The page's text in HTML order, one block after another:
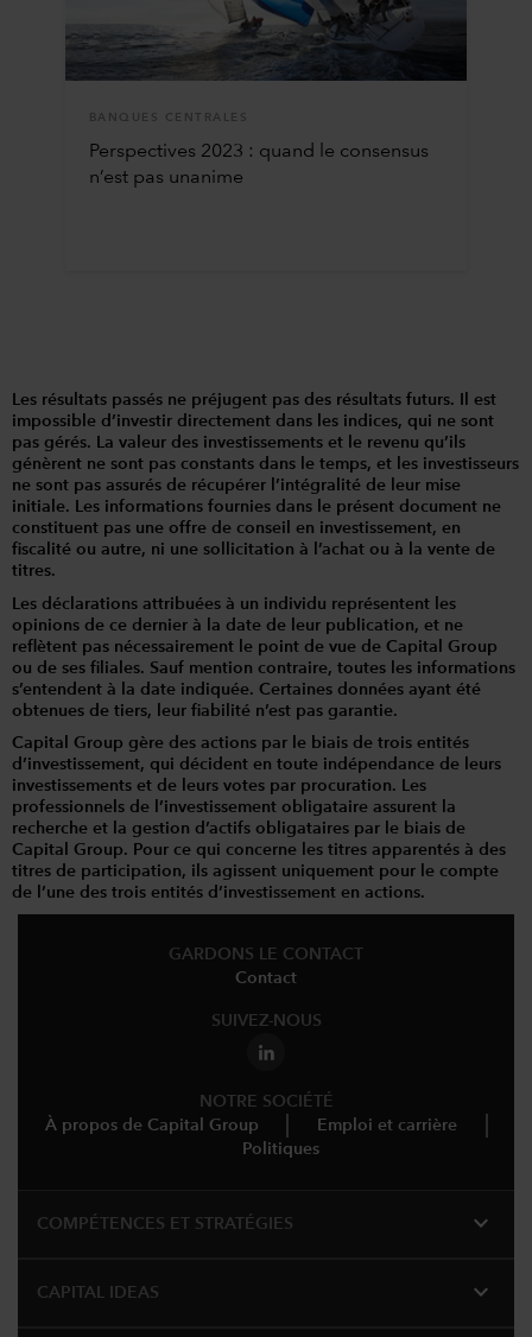
BANQUES CENTRALES
Perspectives 2023 : quand le consensus
n’est pas unanime
Les résultats passés ne préjugent pas des résultats futurs. Il est
impossible d’investir directement dans les indices, qui ne sont
pas gérés. La valeur des investissements et le revenu qu’ils
génèrent ne sont pas constants dans le temps, et les investisseurs
ne sont pas assurés de récupérer l’intégralité de leur mise
initiale. Les informations fournies dans le présent document ne
constituent pas une offre de conseil en investissement, en
fiscalité ou autre, ni une sollicitation à l’achat ou à la vente de
titres.
Les déclarations attribuées à un individu représentent les
opinions de ce dernier à la date de leur publication, et ne
reflètent pas nécessairement le point de vue de Capital Group
ou de ses filiales. Sauf mention contraire, toutes les informations
s’entendent à la date indiquée. Certaines données ayant été
obtenues de tiers, leur fiabilité n’est pas garantie.
Capital Group gère des actions par le biais de trois entités
d’investissement, qui décident en toute indépendance de leurs
investissements et de leurs votes par procuration. Les
professionnels de l’investissement obligataire assurent la
recherche et la gestion d’actifs obligataires par le biais de
Capital Group. Pour ce qui concerne les titres apparentés à des
titres de participation, ils agissent uniquement pour le compte
de l’une des trois entités d’investissement en actions.
GARDONS LE CONTACT
Contact
SUIVEZ-NOUS
NOTRE SOCIÉTÉ
À propos de Capital Group
Emploi et carrière
Politiques
COMPÉTENCES ET STRATÉGIES expand_more
CAPITAL IDEAS expand_more